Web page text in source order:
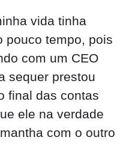
vida tinha
pouco tempo, pois
com um CEO
sequer prestou
final das contas
ele na verdade
com o outro